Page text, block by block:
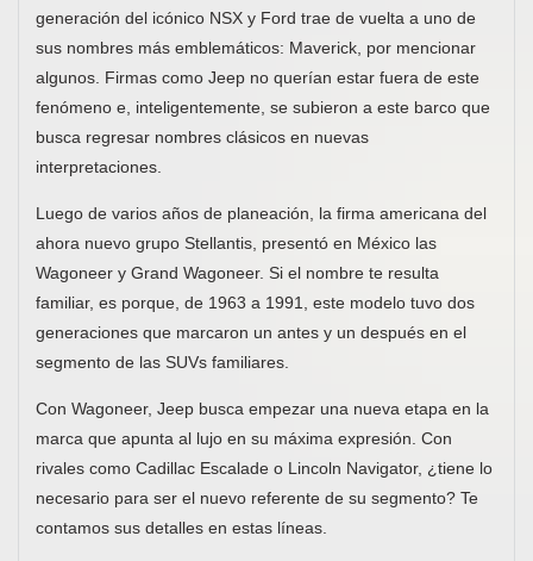
generación del icónico NSX y Ford trae de vuelta a uno de
sus nombres más emblemáticos: Maverick, por mencionar
algunos. Firmas como Jeep no querían estar fuera de este
fenómeno e, inteligentemente, se subieron a este barco que
busca regresar nombres clásicos en nuevas
interpretaciones.
Luego de varios años de planeación, la firma americana del
ahora nuevo grupo Stellantis, presentó en México las
Wagoneer y Grand Wagoneer. Si el nombre te resulta
familiar, es porque, de 1963 a 1991, este modelo tuvo dos
generaciones que marcaron un antes y un después en el
segmento de las SUVs familiares.
Con Wagoneer, Jeep busca empezar una nueva etapa en la
marca que apunta al lujo en su máxima expresión. Con
rivales como Cadillac Escalade o Lincoln Navigator, ¿tiene lo
necesario para ser el nuevo referente de su segmento? Te
contamos sus detalles en estas líneas.